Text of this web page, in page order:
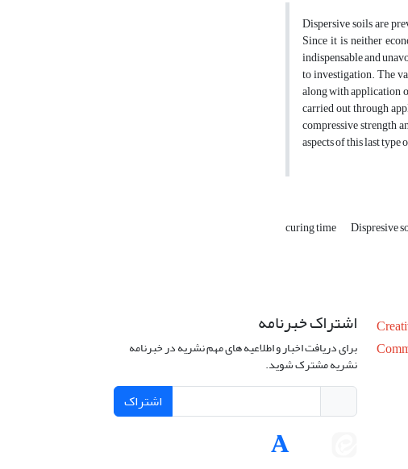
Dispersive soils are
Since it is neither
indispensable and
to investigation. The
along with application
carried out through
compressive strength
aspects of this last
curing time Dispresive
اشتراک خبرنامه
برای دریافت اخبار و اطلاعیه های مهم نشریه در خبرنامه
نشریه مشترک شوید.
اشتراک